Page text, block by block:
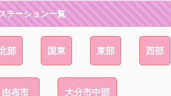
ステーション一覧
部 国東 東部 西部
由布市
大分市中部